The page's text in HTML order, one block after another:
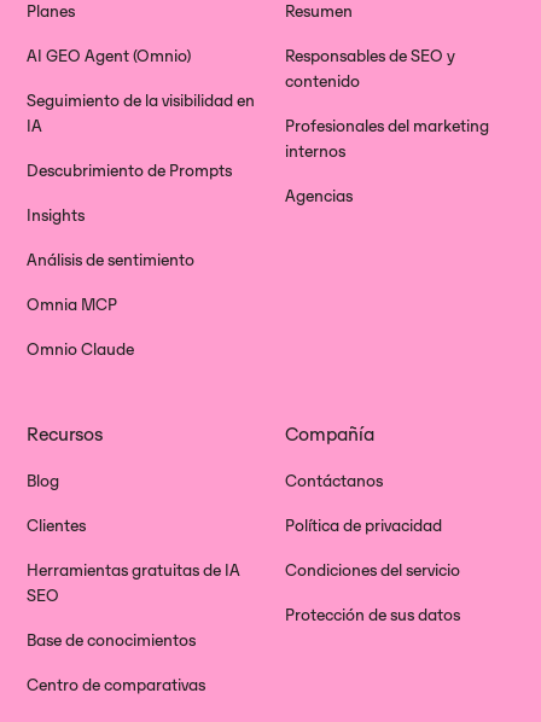
Planes
AI GEO Agent (Omnio)
Seguimiento de la visibilidad en
IA
Descubrimiento de Prompts
Insights
Análisis de sentimiento
Omnia MCP
Omnio Claude
Resumen
Responsables de SEO y
contenido
Profesionales del marketing
internos
Agencias
Recursos
Blog
Clientes
Herramientas gratuitas de IA
SEO
Base de conocimientos
Centro de comparativas
Compañía
Contáctanos
Política de privacidad
Condiciones del servicio
Protección de sus datos